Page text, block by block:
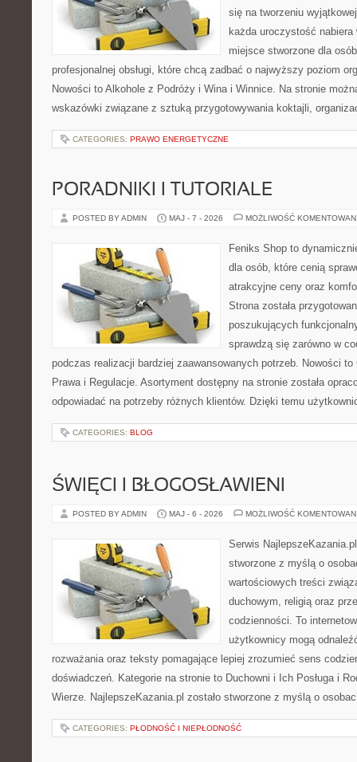
się na tworzeniu
każda uroczystość
miejsce stworzone dla
profesjonalnej obsługi, które chcą zadbać o najwyższy poziom
Nowości to Alkohole z Podróży i Wina i Winnice. Na stronie
wskazówki związane z sztuką przygotowywania koktajli,
CATEGORIES: PRAWO ENERGETYCZNE
PORADNIKI I TUTORIALE
POSTED BY ADMIN MAJ - 7 - 2026 MOŻLIWOŚĆ
Feniks Shop to
dla osób, które cenią
atrakcyjne ceny oraz
Strona została
poszukujących
sprawdzą się zarówno w
podczas realizacji bardziej zaawansowanych potrzeb. Nowości
Prawa i Regulacje. Asortyment dostępny na stronie została
odpowiadać na potrzeby różnych klientów. Dzięki temu
CATEGORIES: BLOG
ŚWIĘCI I BŁOGOSŁAWIENI
POSTED BY ADMIN MAJ - 6 - 2026 MOŻLIWOŚĆ
Serwis
stworzone z myślą o
wartościowych treści
duchowym, religią oraz
codzienności. To
użytkownicy mogą
rozważania oraz teksty pomagające lepiej zrozumieć sens
doświadczeń. Kategorie na stronie to Duchowni i Ich Posługa i
Wierze. NajlepszeKazania.pl zostało stworzone z myślą o
CATEGORIES: PŁODNOŚĆ I NIEPŁODNOŚĆ